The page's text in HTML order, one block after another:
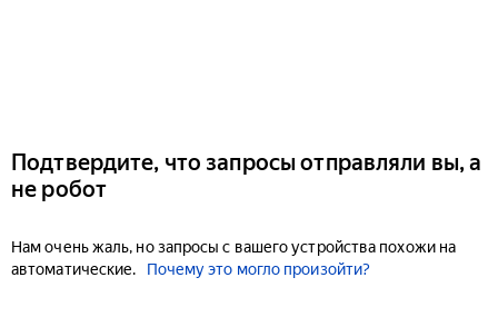
Подтвердите, что запросы отправляли вы, а
не робот
Нам очень жаль, но запросы с вашего устройства похожи на
автоматические.
Почему это могло произойти?